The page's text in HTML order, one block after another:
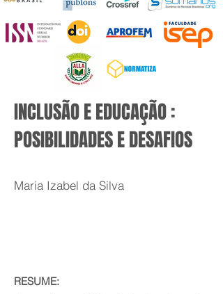
INCLUSÃO E EDUCAÇÃO :
POSIBILIDADES E DESAFIOS
Maria Izabel da Silva
RESUME: